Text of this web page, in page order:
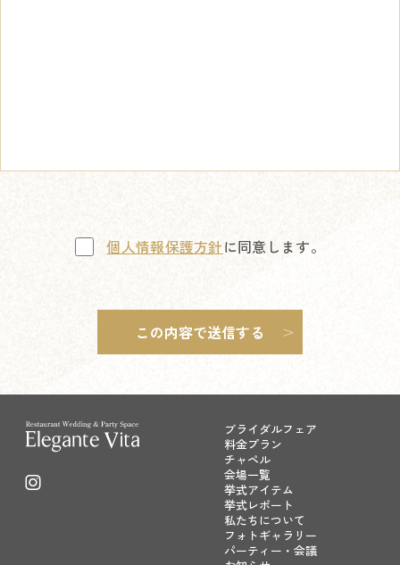
個人情報保護方針に同意します。
ブライダルフェア
料金プラン
チャペル
会場一覧
挙式アイテム
挙式レポート
私たちについて
フォトギャラリー
パーティー・会議